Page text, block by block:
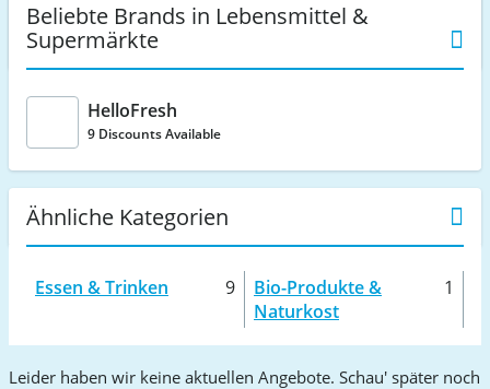
Beliebte Brands in Lebensmittel &
Supermärkte
HelloFresh
9 Discounts Available
Ähnliche Kategorien
Essen & Trinken 9
Bio-Produkte &
Naturkost
1
Leider haben wir keine aktuellen Angebote. Schau' später noch